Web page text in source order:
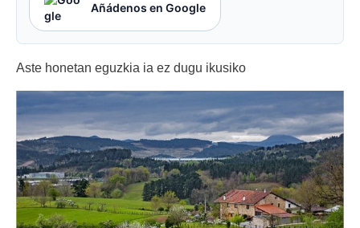
Añádenos en Google
Aste honetan eguzkia ia ez dugu ikusiko